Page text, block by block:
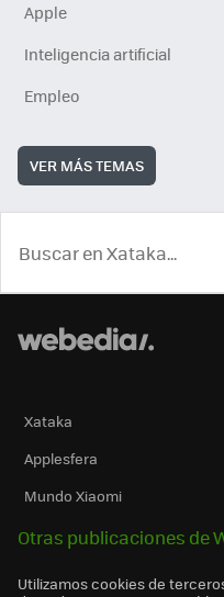
Apple
Inteligencia artificial
Empleo
VER MÁS TEMAS
Xataka
Applesfera
Mundo Xiaomi
Otras publicaciones de
Utilizamos cookies de